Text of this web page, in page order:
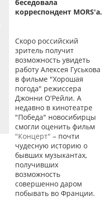
беседовала
корреспондент MORS'а.
Скоро российский
зритель получит
возможность увидеть
работу Алексея Гуськова
в фильме "Хорошая
погода" режиссера
Джонни О'Рейли. А
недавно в кинотеатре
"Победа" новосибирцы
смогли оценить фильм
"Концерт" – почти
чудесную историю о
бывших музыкантах,
получивших
возможность
совершенно даром
побывать во Франции.